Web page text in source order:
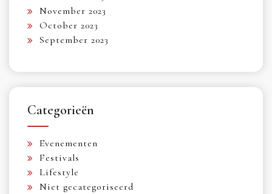
November 2023
October 2023
September 2023
Categorieën
Evenementen
Festivals
Lifestyle
Niet gecategoriseerd